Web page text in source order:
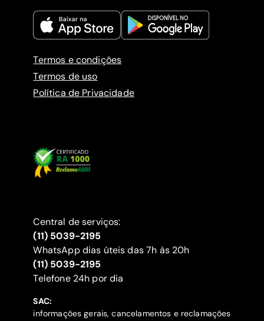
Termos e condições
Termos de uso
Política de Privacidade
Central de serviços:
(11) 5039-2195
WhatsApp dias úteis das 7h às 20h
(11) 5039-2195
‍Telefone 24h por dia
SAC:
informações gerais, cancelamentos e reclamações